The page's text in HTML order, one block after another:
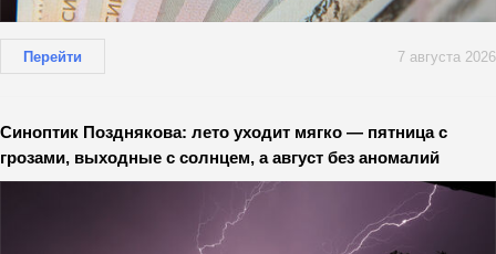
Перейти 7 августа 2026
Синоптик Позднякова: лето уходит мягко — пятница с
грозами, выходные с солнцем, а август без аномалий